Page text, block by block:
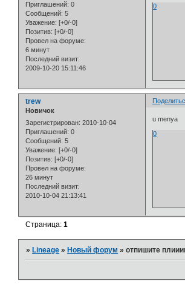
Приглашений: 0
Сообщений: 5
Уважение: [+0/-0]
Позитив: [+0/-0]
Провел на форуме:
6 минут
Последний визит:
2009-10-20 15:11:46
0
trew
Новичок
Зарегистрирован: 2010-10-04
Приглашений: 0
Сообщений: 5
Уважение: [+0/-0]
Позитив: [+0/-0]
Провел на форуме:
26 минут
Последний визит:
2010-10-04 21:13:41
u menya
0
Страница:1
» Lineage » Новый форум »отпишите